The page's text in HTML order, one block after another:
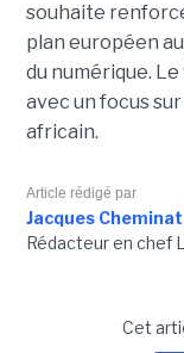
souhaite
plan européen
du numérique.
avec un focus
africain.
Article rédigé par
Jacques Cheminat
Rédacteur en chef
Cet